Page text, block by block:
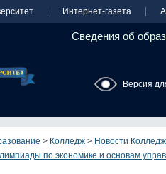
Интернет-газета
Сведения об
Версия
> Колледж > Новости
по экономике и основам